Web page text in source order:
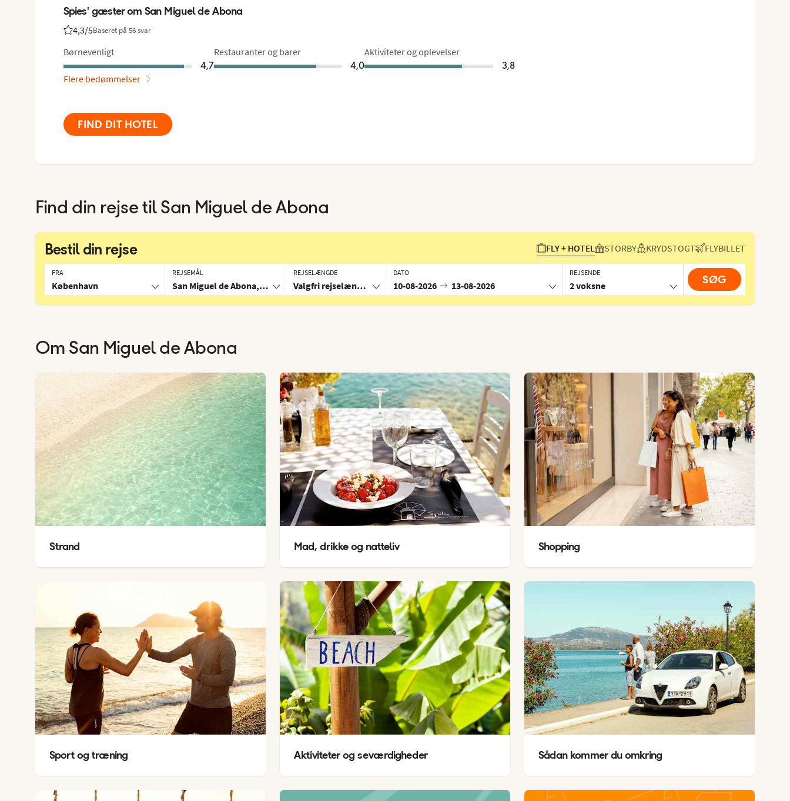
Spies' gæster om San Miguel de Abona
4,3/5Baseret på 56 svar
Bedømmelse fra Spies gæster: 4.3/5
Børnevenligt
4,7
Restauranter og barer
4,0
Aktiviteter og oplevelser
3,8
Flere bedømmelser
FIND DIT HOTEL
Find din rejse til San Miguel de Abona
Bestil din rejse FLY + HOTEL STORBY KRYDSTOGT FLYBILLET
FRA
København
REJSEMÅL
San Miguel de Abona, Spanien
REJSELÆNGDE
Valgfri rejselængde
DATO
10-08-2026 13-08-2026
REJSENDE
2 voksne SØG
Om San Miguel de Abona
Strand Mad, drikke og natteliv Shopping
Sport og træning Aktiviteter og seværdigheder Sådan kommer du omkring